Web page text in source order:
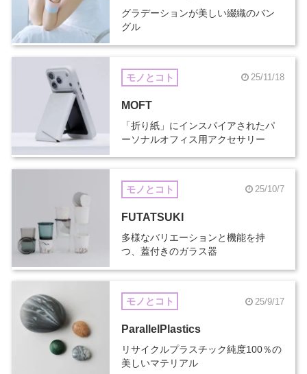
グラデーションが美しい綴織のバン
グル
モノとコト 25/11/18
MOFT
「折り紙」にインスパイアされたパ
ーソナルオフィス用アクセサリー
モノとコト 25/10/7
FUTATSUKI
多様なバリエーションと機能を持
つ、蓋付きのガラス器
モノとコト 25/9/17
ParallelPlastics
リサイクルプラスチック純度100％の
美しいマテリアル